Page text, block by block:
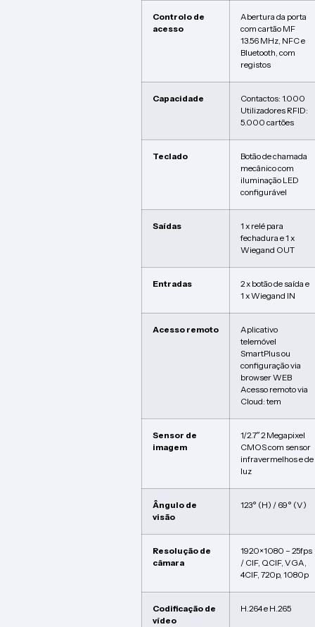
Controlo de
acesso
Abertura da porta
com cartão MF
13.56 MHz, NFC e
Bluetooth, com
registos
Capacidade
Contactos: 1.000
Utilizadores RFID:
5.000 cartões
Teclado
Botão de chamada
mecânico com
iluminação LED
configurável
Saídas
1 x relé para
fechadura e 1 x
Wiegand OUT
Entradas
2 x botão de saída e
1 x Wiegand IN
Acesso remoto
Aplicativo
telemóvel
SmartPlus ou
configuração via
browser WEB
Acesso remoto via
Cloud: tem
Sensor de
imagem
1/2.7″ 2 Megapixel
CMOS com sensor
infravermelhos e de
luz
Ângulo de
visão
123° (H) / 69° (V)
Resolução de
câmara
1920×1080 – 25fps
/ CIF, QCIF, VGA,
4CIF, 720p, 1080p
Codificação de
vídeo
H.264 e H.265